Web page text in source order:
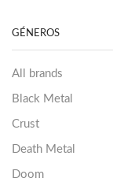
GÉNEROS
All brands
Black Metal
Crust
Death Metal
Doom